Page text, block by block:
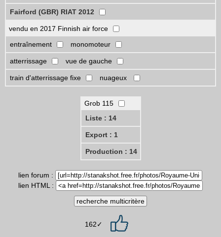
Fairford (GBR) RIAT 2012
vendu en 2017 Finnish air force
entraînement
monomoteur
atterrissage vue de gauche
train d'atterrissage fixe nuageux
Grob 115
Liste : 14
Export : 1
Production : 14
lien forum :
lien HTML :
162✓